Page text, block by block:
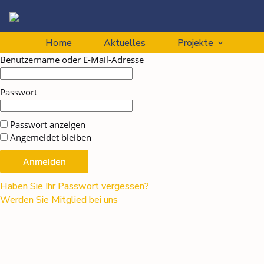
Home Aktuelles Projekte
Benutzername oder E-Mail-Adresse
Passwort
Passwort anzeigen
Angemeldet bleiben
Haben Sie Ihr Passwort vergessen?
Werden Sie Mitglied bei uns